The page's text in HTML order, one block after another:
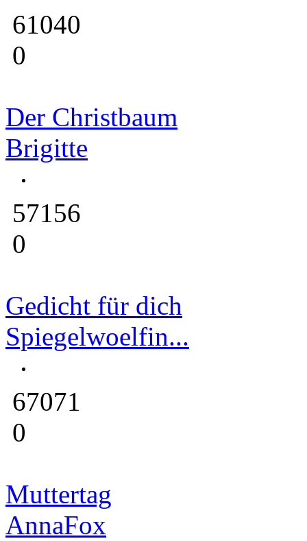
61040
0
Der Christbaum
Brigitte
57156
0
Gedicht für dich
Spiegelwoelfin...
67071
0
Muttertag
AnnaFox